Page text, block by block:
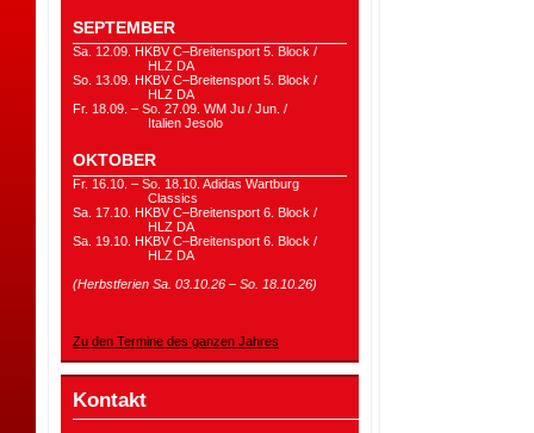
SEPTEMBER
Sa. 12.09. HKBV C–Breitensport 5. Block /
HLZ DA
So. 13.09. HKBV C–Breitensport 5. Block /
HLZ DA
Fr. 18.09. – So. 27.09. WM Ju / Jun. /
Italien Jesolo
OKTOBER
Fr. 16.10. – So. 18.10. Adidas Wartburg
Classics
Sa. 17.10. HKBV C–Breitensport 6. Block /
HLZ DA
Sa. 19.10. HKBV C–Breitensport 6. Block /
HLZ DA
(Herbstferien Sa. 03.10.26 – So. 18.10.26)
Zu den Termine des ganzen Jahres
Kontakt